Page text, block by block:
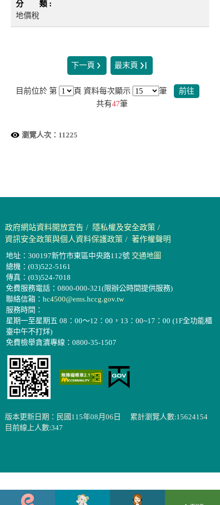
地價稅
下一頁 最末頁
目前位於 第 頁 資料每次顯示 筆
前往
共有47筆
瀏覽人次： 11225
政府網站資料開放宣告
隱私權及安全政策
資訊安全政策與個人資料保護政策
著作權聲明
地址：300197新竹市東區中央路112號 交通地圖
總機：(03)522-5161
傳真：(03)524-7018
免費服務電話：0800-000-321(限辦公時間提供服務)
聯絡信箱： hc4500@ems.hccg.gov.tw
服務時間：
星期一至星期五 08：00～12：00，13：00~17：00 (1F全功能櫃
臺中午不打烊)
免費檢舉貪瀆專線：0800-35-1507
版本更新日期：民國115年08月06日
累計瀏覽人數:15624154
目前線上人數:347